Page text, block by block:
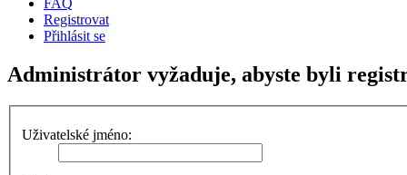
FAQ
Registrovat
Přihlásit se
Administrátor vyžaduje, abyste byli
Uživatelské jméno: